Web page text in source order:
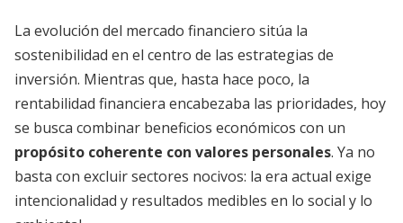
La evolución del mercado financiero sitúa la
sostenibilidad en el centro de las estrategias de
inversión. Mientras que, hasta hace poco, la
rentabilidad financiera encabezaba las prioridades, hoy
se busca combinar beneficios económicos con un
propósito coherente con valores personales. Ya no
basta con excluir sectores nocivos: la era actual exige
intencionalidad y resultados medibles en lo social y lo